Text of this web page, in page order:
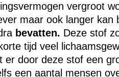
vergroot
maar ook langer kan
bevatten. Deze stof
tijd veel
er door deze stof een
een aantal mensen